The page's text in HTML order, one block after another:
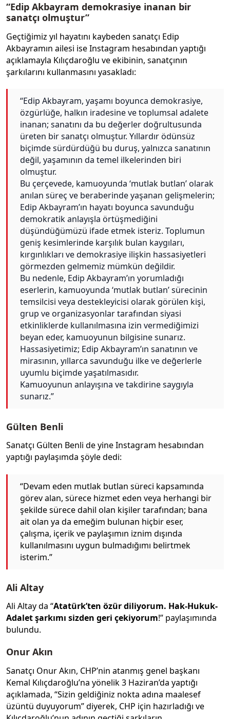
“Edip Akbayram demokrasiye inanan bir
sanatçı olmuştur”
Geçtiğimiz yıl hayatını kaybeden sanatçı Edip
Akbayramın ailesi ise Instagram hesabından yaptığı
açıklamayla Kılıçdaroğlu ve ekibinin, sanatçının
şarkılarını kullanmasını yasakladı:
“Edip Akbayram, yaşamı boyunca demokrasiye,
özgürlüğe, halkın iradesine ve toplumsal adalete
inanan; sanatını da bu değerler doğrultusunda
üreten bir sanatçı olmuştur. Yıllardır ödünsüz
biçimde sürdürdüğü bu duruş, yalnızca sanatının
değil, yaşamının da temel ilkelerinden biri
olmuştur.
Bu çerçevede, kamuoyunda ‘mutlak butlan’ olarak
anılan süreç ve beraberinde yaşanan gelişmelerin;
Edip Akbayram’ın hayatı boyunca savunduğu
demokratik anlayışla örtüşmediğini
düşündüğümüzü ifade etmek isteriz. Toplumun
geniş kesimlerinde karşılık bulan kaygıları,
kırgınlıkları ve demokrasiye ilişkin hassasiyetleri
görmezden gelmemiz mümkün değildir.
Bu nedenle, Edip Akbayram’ın yorumladığı
eserlerin, kamuoyunda ‘mutlak butlan’ sürecinin
temsilcisi veya destekleyicisi olarak görülen kişi,
grup ve organizasyonlar tarafından siyasi
etkinliklerde kullanılmasına izin vermediğimizi
beyan eder, kamuoyunun bilgisine sunarız.
Hassasiyetimiz; Edip Akbayram’ın sanatının ve
mirasının, yıllarca savunduğu ilke ve değerlerle
uyumlu biçimde yaşatılmasıdır.
Kamuoyunun anlayışına ve takdirine saygıyla
sunarız.”
Gülten Benli
Sanatçı Gülten Benli de yine Instagram hesabından
yaptığı paylaşımda şöyle dedi:
“Devam eden mutlak butlan süreci kapsamında
görev alan, sürece hizmet eden veya herhangi bir
şekilde sürece dahil olan kişiler tarafından; bana
ait olan ya da emeğim bulunan hiçbir eser,
çalışma, içerik ve paylaşımın iznim dışında
kullanılmasını uygun bulmadığımı belirtmek
isterim.”
Ali Altay
Ali Altay da “Atatürk’ten özür diliyorum. Hak-Hukuk-
Adalet şarkımı sizden geri çekiyorum!” paylaşımında
bulundu.
Onur Akın
Sanatçı Onur Akın, CHP’nin atanmış genel başkanı
Kemal Kılıçdaroğlu’na yönelik 3 Haziran’da yaptığı
açıklamada, “Sizin geldiğiniz nokta adına maalesef
üzüntü duyuyorum” diyerek, CHP için hazırladığı ve